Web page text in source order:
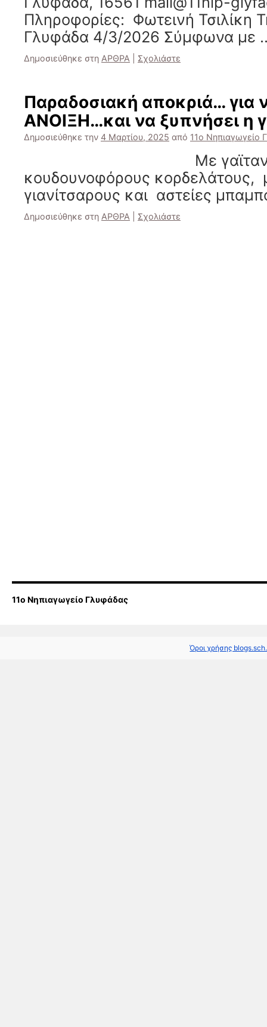
Πληροφορίες: Φωτεινή Τσιλίκη
Γλυφάδα 4/3/2026 Σύμφωνα με
Δημοσιεύθηκε στη ΑΡΘΡΑ Σχολιάστε
Παραδοσιακή αποκριά… για
ΑΝΟΙΞΗ…και να ξυπνήσει η
Δημοσιεύθηκε την 4 Μαρτίου, 2025 από 11ο Νηπιαγωγείο
Με
κουδουνοφόρους κορδελάτους,
γιανίτσαρους και αστείες
Δημοσιεύθηκε στη ΑΡΘΡΑ Σχολιάστε
11o Νηπιαγωγείο Γλυφάδας
Όροι χρήσης